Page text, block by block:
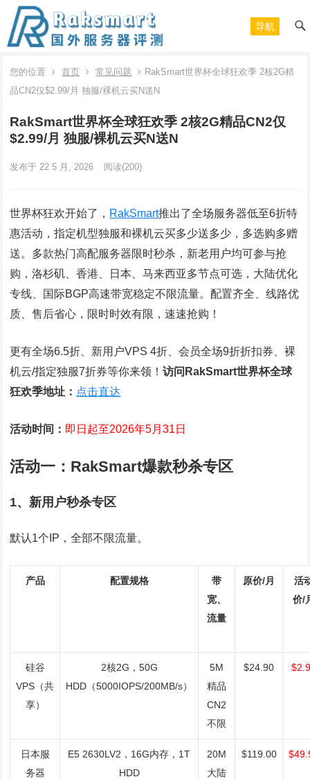
导航
您的位置 首页 常见问题
RakSmart世界杯全球狂欢季 2核2G精
品CN2仅$2.99/月 独服/裸机云买N送N
RakSmart世界杯全球狂欢季 2核2G精品CN2仅
$2.99/月 独服/裸机云买N送N
发布于 22 5 月, 2026 阅读(200)
世界杯狂欢开始了， RakSmart推出了全场服务器低至6折特
惠活动，指定机型独服和裸机云买多少送多少，多选购多赠
送。多款热门高配服务器限时秒杀，新老用户均可参与抢
购，洛杉矶、香港、日本、马来西亚多节点可选，大陆优化
专线、国际BGP高速带宽稳定不限流量。配置齐全、线路优
质、售后省心，限时时效有限，速速抢购！
更有全场6.5折、新用户VPS 4折、会员全场9折折扣券、裸
机云/指定独服7折券等你来领！访问RakSmart世界杯全球
狂欢季地址： 点击直达
活动时间： 即日起至2026年5月31日
活动一：RakSmart爆款秒杀专区
1、新用户秒杀专区
默认1个IP，全部不限流量。
产品 配置规格
带
宽、
流量
原价/月
活
价/
硅谷
VPS（共
享）
2核2G，50G
HDD（5000IOPS/200MB/s）
5M
精品
CN2
不限
$24.90
日本服
务器
E5 2630LV2，16G内存，1T
HDD
20M
大陆
$119.00